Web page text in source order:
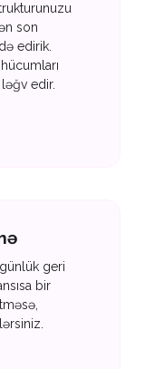
son
edirik.
edir.
geri
bir